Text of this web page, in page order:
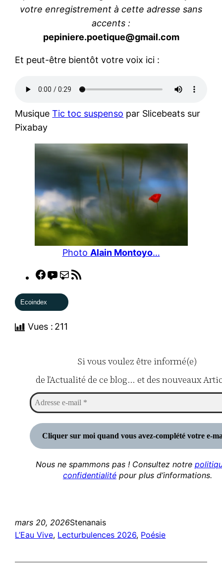
votre enregistrement à cette adresse sans
accents :
pepiniere.poetique@gmail.com
Et peut-être bientôt votre voix ici :
MusiqueTic toc suspenso par Slicebeats sur
Pixabay
Photo Alain Montoyo…
Facebook
YouTube
E-
Ecoindex
Vues : 211
Si vous voulez être informé(e)
de l’Actualité de ce blog… et des nouveaux
Nous ne spammons pas ! Consultez notre
confidentialitépour plus d’informations.
mars 20, 2026Stenanais
L’Eau Vive, Lecturbulences 2026, Poésie